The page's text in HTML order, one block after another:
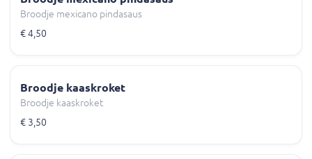
Broodje mexicano pindasaus
€ 4,50
Broodje kaaskroket
Broodje kaaskroket
€ 3,50